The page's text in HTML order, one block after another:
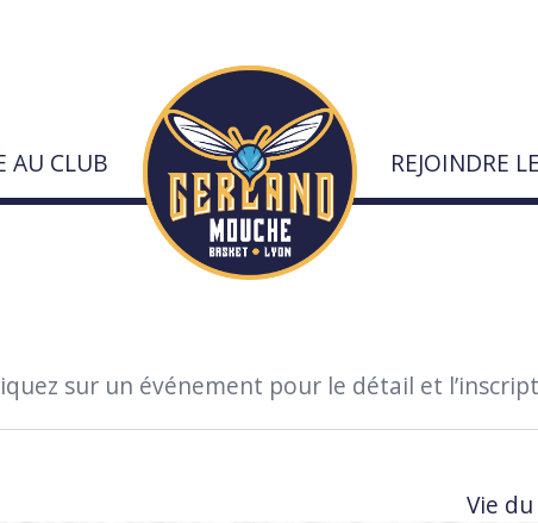
AU CLUB REJOINDRE
sur un événement pour le détail et
Vie